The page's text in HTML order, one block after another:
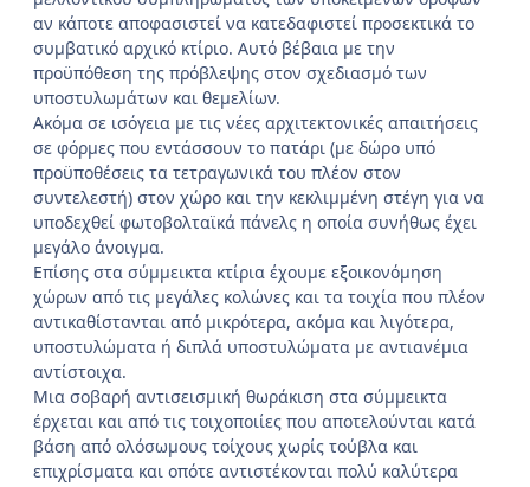
αν κάποτε αποφασιστεί να κατεδαφιστεί προσεκτικά το
συμβατικό αρχικό κτίριο. Αυτό βέβαια με την
προϋπόθεση της πρόβλεψης στον σχεδιασμό των
υποστυλωμάτων και θεμελίων.
Ακόμα σε ισόγεια με τις νέες αρχιτεκτονικές απαιτήσεις
σε φόρμες που εντάσσουν το πατάρι (με δώρο υπό
προϋποθέσεις τα τετραγωνικά του πλέον στον
συντελεστή) στον χώρο και την κεκλιμμένη στέγη για να
υποδεχθεί φωτοβολταϊκά πάνελς η οποία συνήθως έχει
μεγάλο άνοιγμα.
Επίσης στα σύμμεικτα κτίρια έχουμε εξοικονόμηση
χώρων από τις μεγάλες κολώνες και τα τοιχία που πλέον
αντικαθίστανται από μικρότερα, ακόμα και λιγότερα,
υποστυλώματα ή διπλά υποστυλώματα με αντιανέμια
αντίστοιχα.
Μια σοβαρή αντισεισμική θωράκιση στα σύμμεικτα
έρχεται και από τις τοιχοποιίες που αποτελούνται κατά
βάση από ολόσωμους τοίχους χωρίς τούβλα και
επιχρίσματα και οπότε αντιστέκονται πολύ καλύτερα